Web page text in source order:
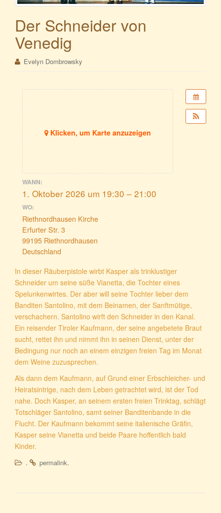
Der Schneider von
Venedig
Evelyn Dombrowsky
Klicken, um Karte anzuzeigen
WANN:
1. Oktober 2026 um 19:30 – 21:00
WO:
Riethnordhausen Kirche
Erfurter Str. 3
99195 Riethnordhausen
Deutschland
In dieser Räuberpistole wirbt Kasper als trinklustiger
Schneider um seine süße Vianetta, die Tochter eines
Spelunkenwirtes. Der aber will seine Tochter lieber dem
Banditen Santolino, mit dem Beinamen, der Sanftmütige,
verschachern. Santolino wirft den Schneider in den Kanal.
Ein reisender Tiroler Kaufmann, der seine angebetete Braut
sucht, rettet ihn und nimmt ihn in seinen Dienst, unter der
Bedingung nur noch an einem einzigen freien Tag im Monat
dem Weine zuzusprechen.
Als dann dem Kaufmann, auf Grund einer Erbschleicher- und
Heiratsintrige, nach dem Leben getrachtet wird, ist der Tod
nahe. Doch Kasper, an seinem ersten freien Trinktag, schlägt
Totschläger Santolino, samt seiner Banditenbande in die
Flucht. Der Kaufmann bekommt seine italienische Gräfin,
Kasper seine Vianetta und beide Paare hoffentlich bald
Kinder.
.
permalink.